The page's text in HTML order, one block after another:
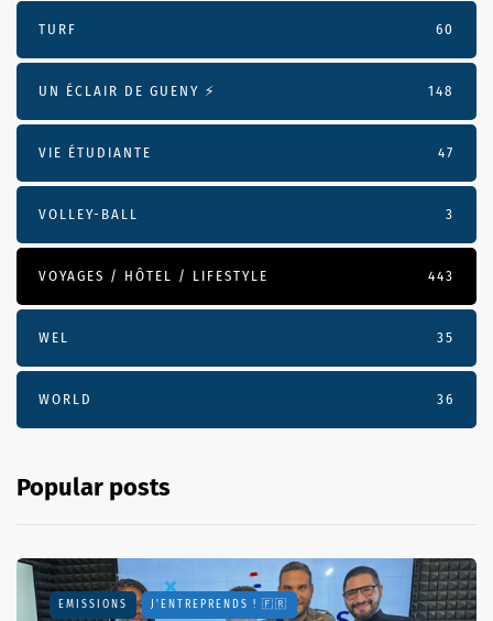
TURF 60
UN ÉCLAIR DE GUENY ⚡️ 148
VIE ÉTUDIANTE 47
VOLLEY-BALL 3
VOYAGES / HÔTEL / LIFESTYLE 443
WEL 35
WORLD 36
Popular posts
EMISSIONS J'ENTREPRENDS ! 🇫🇷